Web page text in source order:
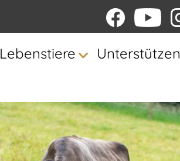
Lebenstiere Unterstützen